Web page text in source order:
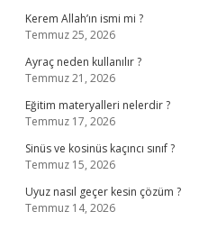
Kerem Allah’ın ismi mi ?
Temmuz 25, 2026
Ayraç neden kullanılır ?
Temmuz 21, 2026
Eğitim materyalleri nelerdir ?
Temmuz 17, 2026
Sinüs ve kosinüs kaçıncı sınıf ?
Temmuz 15, 2026
Uyuz nasıl geçer kesin çözüm ?
Temmuz 14, 2026